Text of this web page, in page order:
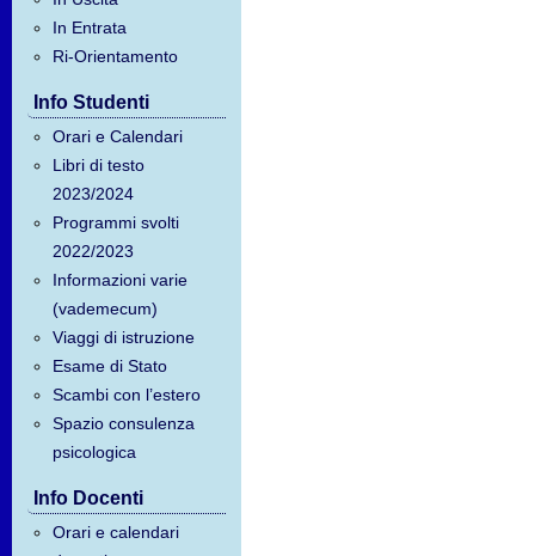
In Entrata
Ri-Orientamento
Info Studenti
Orari e Calendari
Libri di testo
2023/2024
Programmi svolti
2022/2023
Informazioni varie
(vademecum)
Viaggi di istruzione
Esame di Stato
Scambi con l’estero
Spazio consulenza
psicologica
Info Docenti
Orari e calendari